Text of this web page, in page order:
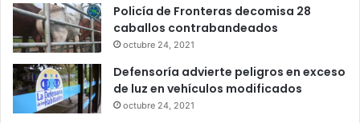
Policía de Fronteras decomisa 28
caballos contrabandeados
octubre 24, 2021
Defensoría advierte peligros en exceso
de luz en vehículos modificados
octubre 24, 2021